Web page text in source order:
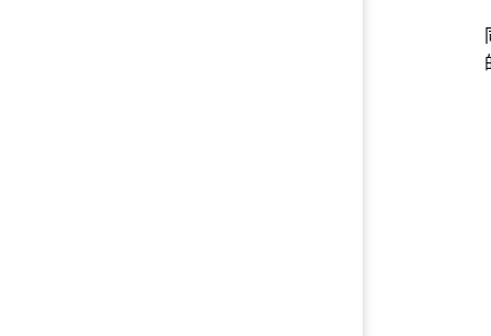
26.能详细说一
29.你们线上用
30.垃圾收集器应
33.了解哪些可